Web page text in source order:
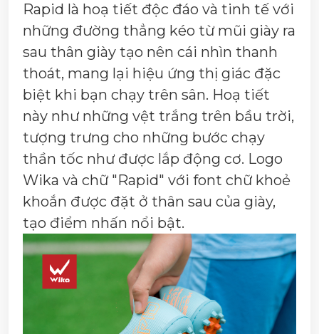
Rapid là hoạ tiết độc đáo và tinh tế với
những đường thẳng kéo từ mũi giày ra
sau thân giày tạo nên cái nhìn thanh
thoát, mang lại hiệu ứng thị giác đặc
biệt khi bạn chạy trên sân. Hoạ tiết
này như những vệt trắng trên bầu trời,
tượng trưng cho những bước chạy
thần tốc như được lắp động cơ. Logo
Wika và chữ "Rapid" với font chữ khoẻ
khoắn được đặt ở thân sau của giày,
tạo điểm nhấn nổi bật.